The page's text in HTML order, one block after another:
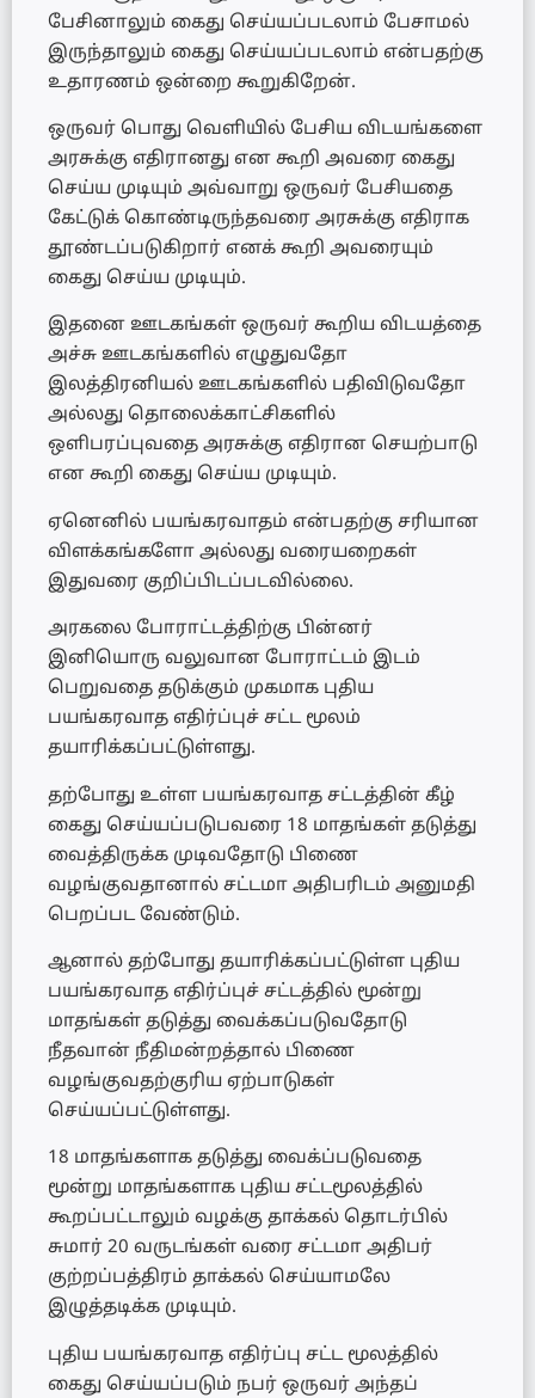
பேசினாலும் கைது செய்யப்படலாம் பேசாமல்
இருந்தாலும் கைது செய்யப்படலாம் என்பதற்கு
உதாரணம் ஒன்றை கூறுகிறேன்.
ஒருவர் பொது வெளியில் பேசிய விடயங்களை
அரசுக்கு எதிரானது என கூறி அவரை கைது
செய்ய முடியும் அவ்வாறு ஒருவர் பேசியதை
கேட்டுக் கொண்டிருந்தவரை அரசுக்கு எதிராக
தூண்டப்படுகிறார் எனக் கூறி அவரையும்
கைது செய்ய முடியும்.
இதனை ஊடகங்கள் ஒருவர் கூறிய விடயத்தை
அச்சு ஊடகங்களில் எழுதுவதோ
இலத்திரனியல் ஊடகங்களில் பதிவிடுவதோ
அல்லது தொலைக்காட்சிகளில்
ஒளிபரப்புவதை அரசுக்கு எதிரான செயற்பாடு
என கூறி கைது செய்ய முடியும்.
ஏனெனில் பயங்கரவாதம் என்பதற்கு சரியான
விளக்கங்களோ அல்லது வரையறைகள்
இதுவரை குறிப்பிடப்படவில்லை.
அரகலை போராட்டத்திற்கு பின்னர்
இனியொரு வலுவான போராட்டம் இடம்
பெறுவதை தடுக்கும் முகமாக புதிய
பயங்கரவாத எதிர்ப்புச் சட்ட மூலம்
தயாரிக்கப்பட்டுள்ளது.
தற்போது உள்ள பயங்கரவாத சட்டத்தின் கீழ்
கைது செய்யப்படுபவரை 18 மாதங்கள் தடுத்து
வைத்திருக்க முடிவதோடு பிணை
வழங்குவதானால் சட்டமா அதிபரிடம் அனுமதி
பெறப்பட வேண்டும்.
ஆனால் தற்போது தயாரிக்கப்பட்டுள்ள புதிய
பயங்கரவாத எதிர்ப்புச் சட்டத்தில் மூன்று
மாதங்கள் தடுத்து வைக்கப்படுவதோடு
நீதவான் நீதிமன்றத்தால் பிணை
வழங்குவதற்குரிய ஏற்பாடுகள்
செய்யப்பட்டுள்ளது.
18 மாதங்களாக தடுத்து வைக்ப்படுவதை
மூன்று மாதங்களாக புதிய சட்டமூலத்தில்
கூறப்பட்டாலும் வழக்கு தாக்கல் தொடர்பில்
சுமார் 20 வருடங்கள் வரை சட்டமா அதிபர்
குற்றப்பத்திரம் தாக்கல் செய்யாமலே
இழுத்தடிக்க முடியும்.
புதிய பயங்கரவாத எதிர்ப்பு சட்ட மூலத்தில்
கைது செய்யப்படும் நபர் ஒருவர் அந்தப்